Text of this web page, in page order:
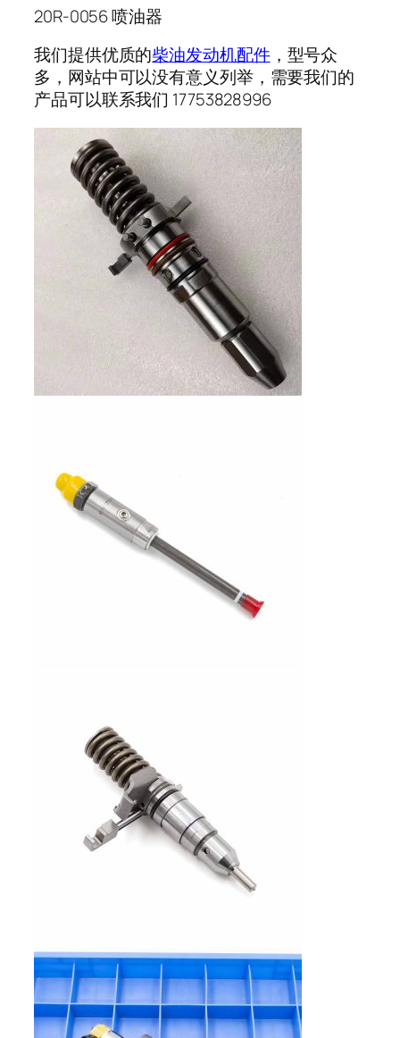
20R-0056 喷油器
我们提供优质的柴油发动机配件，型号众
多，网站中可以没有意义列举，需要我们的
产品可以联系我们 17753828996